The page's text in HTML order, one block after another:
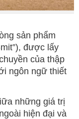
sản phẩm
được lấy
của thập
ngôn ngữ thiết
những giá trị
hiện đại và